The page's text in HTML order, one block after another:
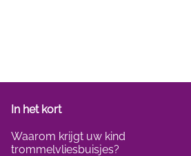
In het kort
Waarom krijgt uw kind
trommelvliesbuisjes?